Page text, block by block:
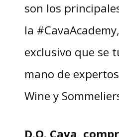
son los
la
exclusivo que se
mano de
Wine y
D.O. Cava,